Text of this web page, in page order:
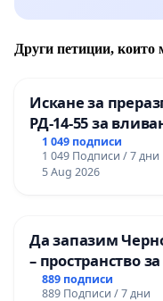
Други петиции, които
Искане за
РД-14-55 за
гимназия по
мениджмънт –
1 049 подписи
1 049 Подписи / 7 дни
5 Aug 2026
Да запазим
– пространство
889 подписи
889 Подписи / 7 дни